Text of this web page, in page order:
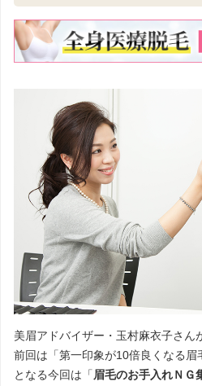
美眉アドバイザー・玉村麻衣子さん
前回は「第一印象が10倍良くなる眉
となる今回は「 眉毛のお手入れＮＧ